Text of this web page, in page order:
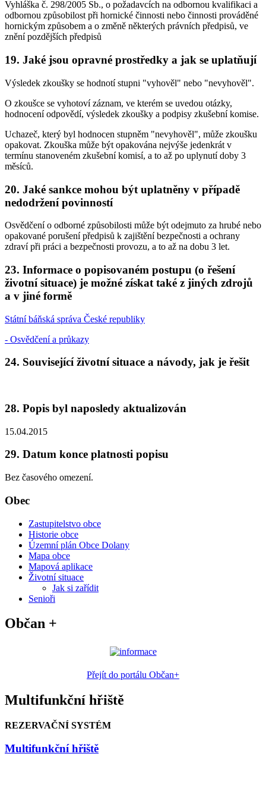
Vyhláška č. 298/2005 Sb., o požadavcích na odbornou kvalifikaci a
odbornou způsobilost při hornické činnosti nebo činnosti prováděné
hornickým způsobem a o změně některých právních předpisů, ve
znění pozdějších předpisů
19. Jaké jsou opravné prostředky a jak se uplatňují
Výsledek zkoušky se hodnotí stupni "vyhověl" nebo "nevyhověl".
O zkoušce se vyhotoví záznam, ve kterém se uvedou otázky,
hodnocení odpovědí, výsledek zkoušky a podpisy zkušební komise.
Uchazeč, který byl hodnocen stupněm "nevyhověl", může zkoušku
opakovat. Zkouška může být opakována nejvýše jedenkrát v
termínu stanoveném zkušební komisí, a to až po uplynutí doby 3
měsíců.
20. Jaké sankce mohou být uplatněny v případě
nedodržení povinností
Osvědčení o odborné způsobilosti může být odejmuto za hrubé nebo
opakované porušení předpisů k zajištění bezpečnosti a ochrany
zdraví při práci a bezpečnosti provozu, a to až na dobu 3 let.
23. Informace o popisovaném postupu (o řešení
životní situace) je možné získat také z jiných zdrojů
a v jiné formě
Státní báňská správa České republiky
- Osvědčení a průkazy
24. Související životní situace a návody, jak je řešit
28. Popis byl naposledy aktualizován
15.04.2015
29. Datum konce platnosti popisu
Bez časového omezení.
Obec
Zastupitelstvo obce
Historie obce
Územní plán Obce Dolany
Mapa obce
Mapová aplikace
Životní situace
Jak si zařídit
Senioři
Občan +
Přejít do portálu Občan+
Multifunkční hřiště
REZERVAČNÍ SYSTÉM
Multifunkční hřiště